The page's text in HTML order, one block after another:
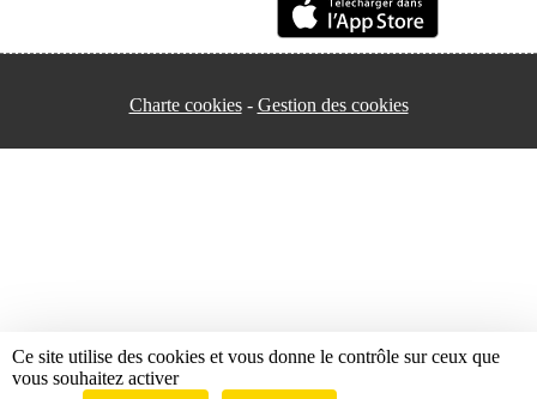
Charte cookies Gestion des cookies
Ce site utilise des cookies et vous donne le contrôle sur ceux que
vous souhaitez activer